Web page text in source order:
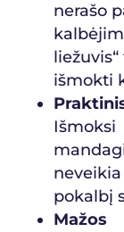
nerašo
išmokti
pokalbį